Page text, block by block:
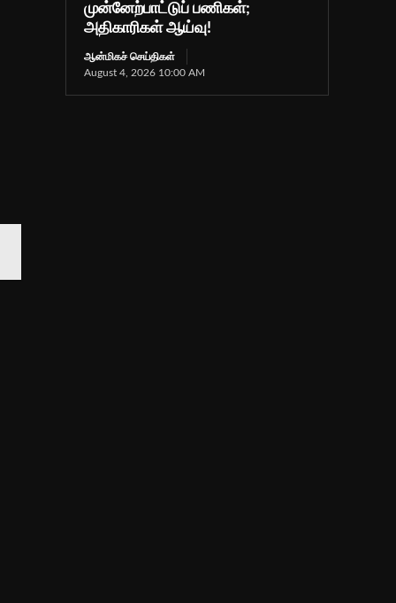
முன்னேற்பாட்டுப் பணிகள்;
அதிகாரிகள் ஆய்வு!
ஆன்மிகச் செய்திகள்
August 4, 2026 10:00 AM